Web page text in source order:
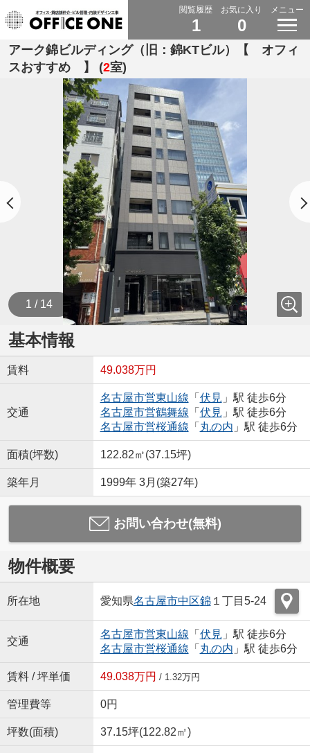
閲覧履歴
1
お気に入り
0
メニュー
アーク錦ビルディング（旧：錦KTビル）【 オフィ
スおすすめ 】 (2室)
1 / 14
基本情報
賃料 49.038万円
交通
名古屋市営東山線 「 伏見 」駅 徒歩6分
名古屋市営鶴舞線 「 伏見 」駅 徒歩6分
名古屋市営桜通線 「 丸の内 」駅 徒歩6分
面積(坪数) 122.82㎡(37.15坪)
築年月 1999年 3月(築27年)
お問い合わせ(無料)
物件概要
所在地 愛知県名古屋市中区錦１丁目5-24
交通
名古屋市営東山線 「 伏見 」駅 徒歩6分
名古屋市営桜通線 「 丸の内 」駅 徒歩6分
賃料 / 坪単価 49.038万円 / 1.32万円
管理費等 0円
坪数(面積) 37.15坪(122.82㎡)